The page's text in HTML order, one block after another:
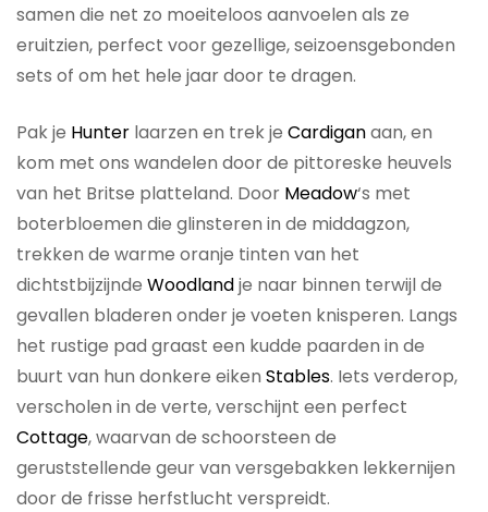
samen die net zo moeiteloos aanvoelen als ze
eruitzien, perfect voor gezellige, seizoensgebonden
sets of om het hele jaar door te dragen.
Pak je Hunter laarzen en trek je Cardiganaan, en
kom met ons wandelen door de pittoreske heuvels
van het Britse platteland. Door Meadow‘s met
boterbloemen die glinsteren in de middagzon,
trekken de warme oranje tinten van het
dichtstbijzijnde Woodlandje naar binnen terwijl de
gevallen bladeren onder je voeten knisperen. Langs
het rustige pad graast een kudde paarden in de
buurt van hun donkere eiken Stables. Iets verderop,
verscholen in de verte, verschijnt een perfect
Cottage, waarvan de schoorsteen de
geruststellende geur van versgebakken lekkernijen
door de frisse herfstlucht verspreidt.